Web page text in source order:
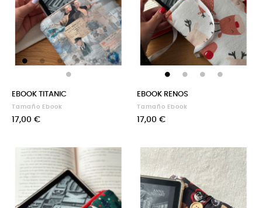
EBOOK TITANIC
Tamaño Ebook
Precio
17,00 €
EBOOK RENOS
Tamaño Ebook
Precio
17,00 €